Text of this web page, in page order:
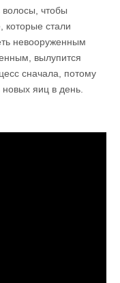
чтобы
которые стали
невооруженным
вылупится
сначала, потому
яиц в день.